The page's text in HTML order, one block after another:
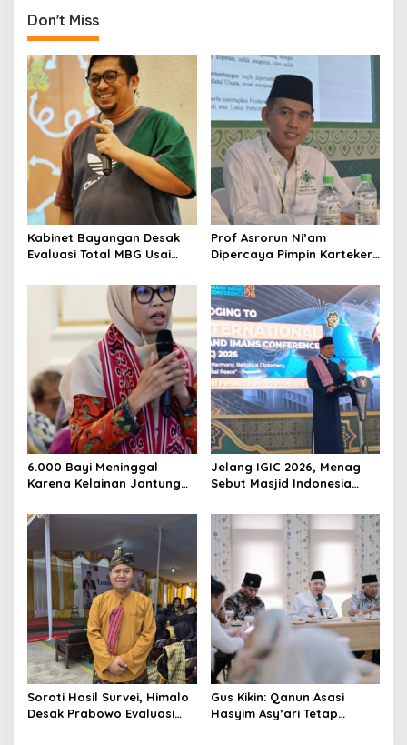
t
n
a
v
i
g
a
t
i
o
n
Don't Miss
Kabinet Bayangan Desak
Evaluasi Total MBG Usai
Massal
Prof Asrorun Ni’am
Dipercaya Pimpin Karteker
Regenerasi Kepemimpinan
NU
6.000 Bayi Meninggal
Karena Kelainan Jantung
Pemerataan Operasi
Jantung Anak
Jelang IGIC 2026, Menag
Sebut Masjid Indonesia
Soroti Hasil Survei, Himalo
Desak Prabowo Evaluasi
Gus Kikin: Qanun Asasi
Hasyim Asy’ari Tetap